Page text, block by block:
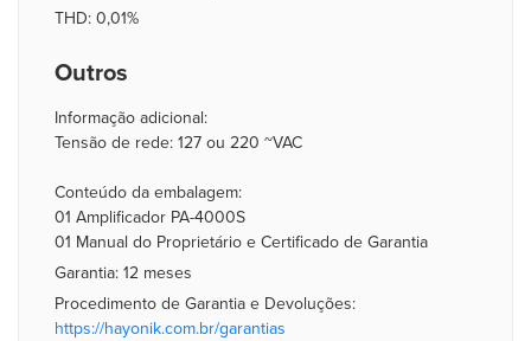
THD: 0,01%
Outros
Informação adicional:
Tensão de rede: 127 ou 220 ~VAC
Conteúdo da embalagem:
01 Amplificador PA-4000S
01 Manual do Proprietário e Certificado de Garantia
Garantia: 12 meses
Procedimento de Garantia e Devoluções:
https://hayonik.com.br/garantias